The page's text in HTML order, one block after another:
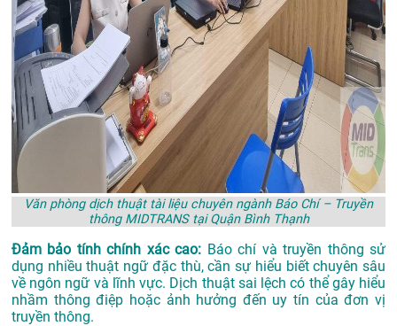
Văn phòng dịch thuật tài liệu chuyên ngành Báo Chí – Truyền
thông MIDTRANS tại Quận Bình Thạnh
Đảm bảo tính chính xác cao: Báo chí và truyền thông sử
dụng nhiều thuật ngữ đặc thù, cần sự hiểu biết chuyên sâu
về ngôn ngữ và lĩnh vực. Dịch thuật sai lệch có thể gây hiểu
nhầm thông điệp hoặc ảnh hưởng đến uy tín của đơn vị
truyền thông.